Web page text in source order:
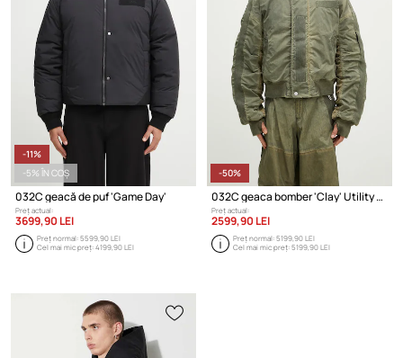
-11%
-5% ÎN COȘ
032C geacă de puf 'Game Day'
Preț actual:
3699,90 LEI
Preț normal:5599,90 LEI
Cel mai mic preț:4199,90 LEI
-50%
032C geaca bomber 'Clay' Utility Bomber
Preț actual:
2599,90 LEI
Preț normal:5199,90 LEI
Cel mai mic preț:5199,90 LEI